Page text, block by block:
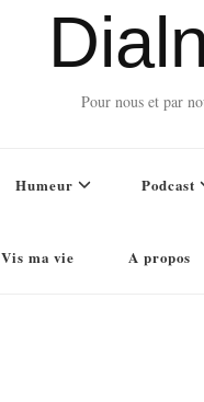
Pour nous et par
Humeur Podcast
Vis ma vie A propos